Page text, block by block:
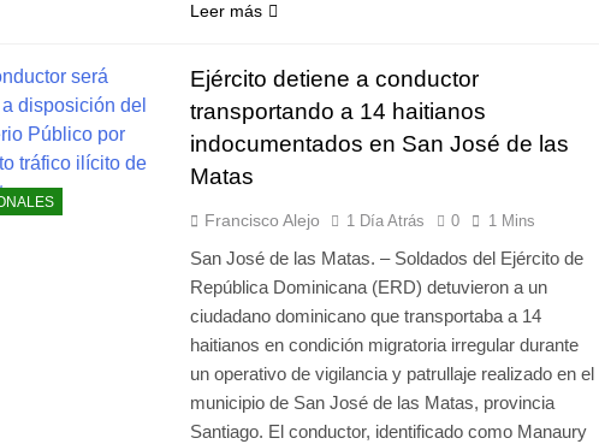
Leer más
Ejército detiene a conductor
transportando a 14 haitianos
indocumentados en San José de las
Matas
Francisco Alejo 1 Día Atrás 0 1 Mins
San José de las Matas. – Soldados del Ejército de
República Dominicana (ERD) detuvieron a un
ciudadano dominicano que transportaba a 14
haitianos en condición migratoria irregular durante
un operativo de vigilancia y patrullaje realizado en el
municipio de San José de las Matas, provincia
Santiago. El conductor, identificado como Manaury